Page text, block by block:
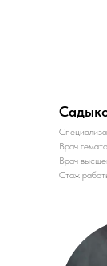
Врач
Врач
Стаж